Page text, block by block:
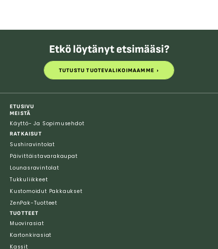
Etkö löytänyt etsimääsi?
TUTUSTU TUOTEVALIKOIMAAMME
TUTUSTU TUOTEVALIKOIMAAMME
ETUSIVU
MEISTÄ
Käyttö- Ja Sopimusehdot
RATKAISUT
Sushiravintolat
Päivittäistavarakaupat
Lounasravintolat
Tukkuliikkeet
Kustomoidut Pakkaukset
ZenPak-Tuotteet
TUOTTEET
Muovirasiat
Kartonkirasiat
Kassit